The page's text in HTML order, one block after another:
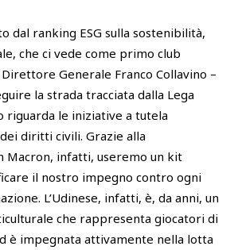
dal ranking ESG sulla sostenibilità,
che ci vede come primo club
Generale Franco Collavino –
la strada tracciata dalla Lega
riguarda le iniziative a tutela
diritti civili. Grazie alla
Macron, infatti, useremo un kit
il nostro impegno contro ogni
L’Udinese, infatti, è, da anni, un
che rappresenta giocatori di
è impegnata attivamente nella lotta